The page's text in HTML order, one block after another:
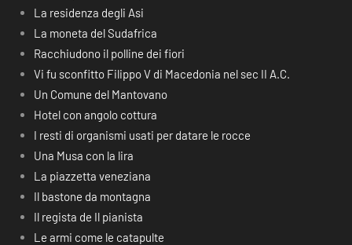
La residenza degli Asi
La moneta del Sudafrica
Racchiudono il polline dei fiori
Vi fu sconfitto Filippo V di Macedonia nel sec II A.C.
Un Comune del Mantovano
Hotel con angolo cottura
I resti di organismi usati per datare le rocce
Una Musa con la lira
La piazzetta veneziana
Il bastone da montagna
Il regista de Il pianista
Le armi come le catapulte